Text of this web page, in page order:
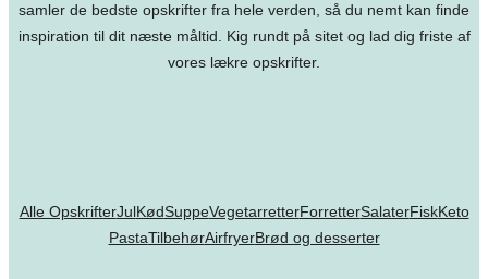
samler de bedste opskrifter fra hele verden, så du nemt kan finde
inspiration til dit næste måltid. Kig rundt på sitet og lad dig friste af
vores lækre opskrifter.
Alle OpskrifterJulKødSuppeVegetarretterForretterSalaterFiskKeto
PastaTilbehørAirfryerBrød og desserter